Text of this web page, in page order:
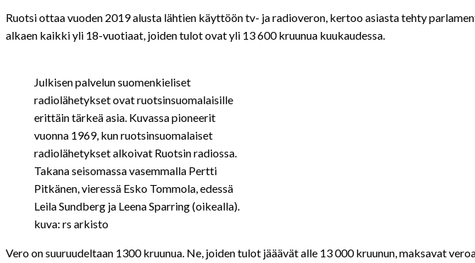
Ruotsi ottaa vuoden 2019 alusta lähtien käyttöön tv- ja radioveron, kertoo asiasta tehty
alkaen kaikki yli 18-vuotiaat, joiden tulot ovat yli 13 600 kruunua kuukaudessa.
Julkisen palvelun suomenkieliset
radiolähetykset ovat ruotsinsuomalaisille
erittäin tärkeä asia. Kuvassa pioneerit
vuonna 1969, kun ruotsinsuomalaiset
radiolähetykset alkoivat Ruotsin radiossa.
Takana seisomassa vasemmalla Pertti
Pitkänen, vieressä Esko Tommola, edessä
Leila Sundberg ja Leena Sparring (oikealla).
kuva: rs arkisto
Vero on suuruudeltaan 1300 kruunua. Ne, joiden tulot jääävät alle 13 000 kruunun, maksavat